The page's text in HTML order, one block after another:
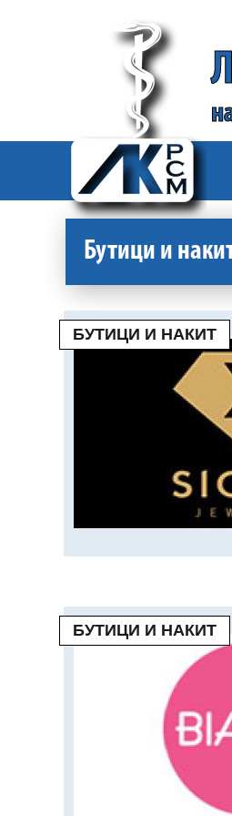
Бутици и
БУТИЦИ И НАКИТ
БУТИЦИ И НАКИТ